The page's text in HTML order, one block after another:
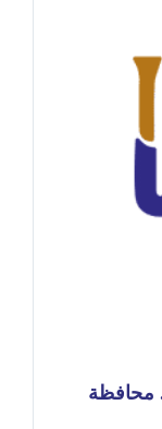
محافظة